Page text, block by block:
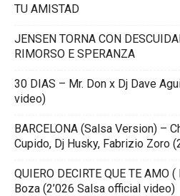
TU AMISTAD
JENSEN TORNA CON
RIMORSO E SPERANZA
30 DIAS – Mr. Don x Dj Dave
video)
BARCELONA (Salsa Version) –
Cupido, Dj Husky, Fabrizio Zoro
QUIERO DECIRTE QUE TE
Boza (2’026 Salsa official video)